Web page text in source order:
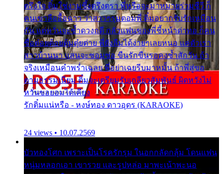
ตรึงใจ ติ๋มใช่งามซึ้งตรึงตรา พี่หรือจะมาหมายร่วมชีวี ก็
คนเขาลืออื้อฉาว ว่าสาวๆรุมตอมพี่ ติ๋มอยากรับรักเหมือน
กัน แต่หวั่นจะช้ำดวงฤดี กลัวแฟนของพี่ชี้หน้าด่าทอ ก็คน
ชื่อต๋อยต้อยตุ้มตุ๋ยต่าย พี่ยังลืมได้ง่ายๆเลยหนอ แค่ตัวเรา
สาวบ้านนา แสนจะซอมซ่อ ขืนรักขืนรอคงช้ำสักวัน ถ้า
จริงเหมือนคำพร่ำเฉลย พี่อย่าเฉยรีบมาหมั้น ถ้าพี่สู่ขอ
ตามธรรมเนียม ติ๋มจะเตรียมรับเกลียวสัมพันธ์ ผิดหวังไม่
หวั่นขอยอมได้เคียง
รักติ๋มแน่หรือ - หงษ์ทอง ดาวอุดร (KARAOKE)
24 views • 10.07.2569
บัวทองโศก เพราะเป็นโรครักรุม ในอกกลัดกลุ้ม โดนแฟน
หนุ่มหลอกเอา เขารวย และรูปหล่อ มาพะเน้าพะนอ